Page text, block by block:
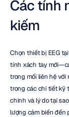
Các tính
kiếm
Chọn thiết bị EEG
tính xách tay
trong mối liên hệ với
trong các chi tiết kỹ
chính và lý do tại
lượng cảm biến đến